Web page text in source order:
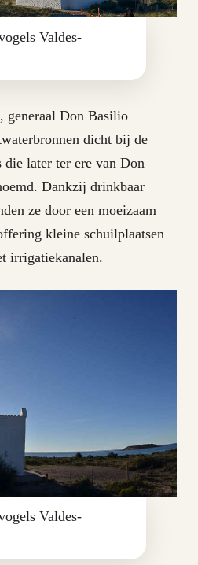
Valdes-
generaal Don Basilio
dicht bij de
die later ter ere van Don
Dankzij drinkbaar
ze door een moeizaam
kleine schuilplaatsen
irrigatiekanalen.
Valdes-